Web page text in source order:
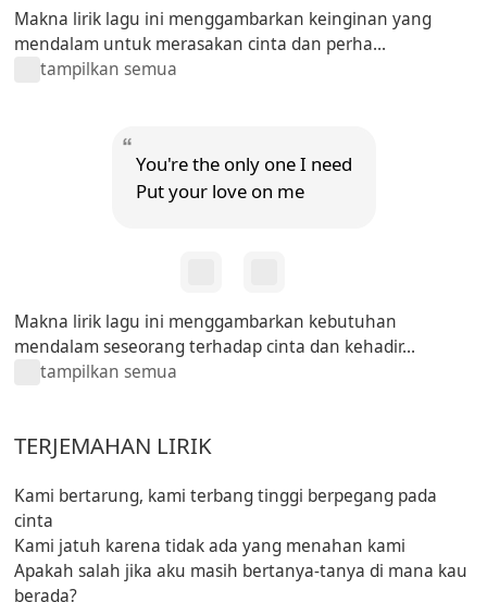
Makna lirik lagu ini menggambarkan keinginan yang
mendalam untuk merasakan cinta dan perha...
tampilkan semua
You're the only one I need
Put your love on me
Makna lirik lagu ini menggambarkan kebutuhan
mendalam seseorang terhadap cinta dan kehadir...
tampilkan semua
TERJEMAHAN LIRIK
Kami bertarung, kami terbang tinggi berpegang pada
cinta
Kami jatuh karena tidak ada yang menahan kami
Apakah salah jika aku masih bertanya-tanya di mana kau
berada?